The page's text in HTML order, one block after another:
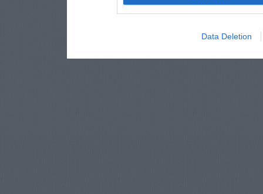
Data Deletion